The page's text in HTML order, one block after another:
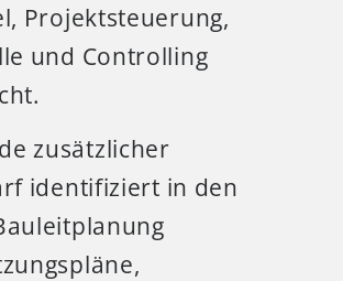
Projektsteuerung,
und Controlling
zusätzlicher
identifiziert in den